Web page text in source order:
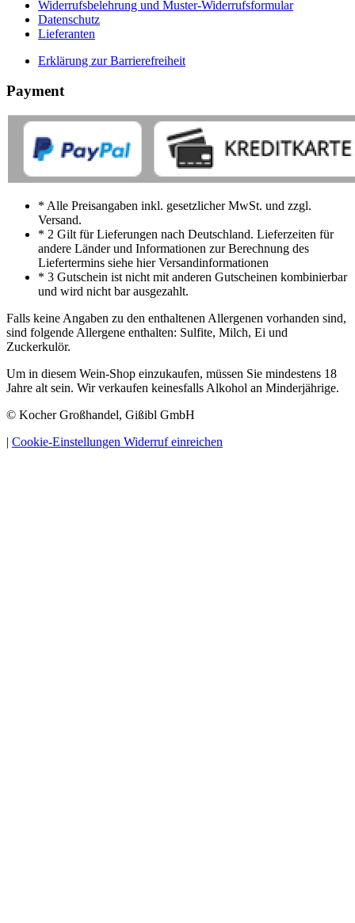
Widerrufsbelehrung und Muster-Widerrufsformular
Datenschutz
Lieferanten
Erklärung zur Barrierefreiheit
Payment
* Alle Preisangaben inkl. gesetzlicher MwSt. und zzgl.
Versand.
* 2 Gilt für Lieferungen nach Deutschland. Lieferzeiten für
andere Länder und Informationen zur Berechnung des
Liefertermins siehe hier Versandinformationen
* 3 Gutschein ist nicht mit anderen Gutscheinen kombinierbar
und wird nicht bar ausgezahlt.
Falls keine Angaben zu den enthaltenen Allergenen vorhanden sind,
sind folgende Allergene enthalten: Sulfite, Milch, Ei und
Zuckerkulör.
Um in diesem Wein-Shop einzukaufen, müssen Sie mindestens 18
Jahre alt sein. Wir verkaufen keinesfalls Alkohol an Minderjährige.
© Kocher Großhandel, Gißibl GmbH
| Cookie-Einstellungen Widerruf einreichen